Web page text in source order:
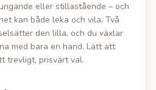
eller stillastående – och
kan både leka och vila. Två
den lilla, och du växlar
med bara en hand. Lätt att
trevligt, prisvärt val.